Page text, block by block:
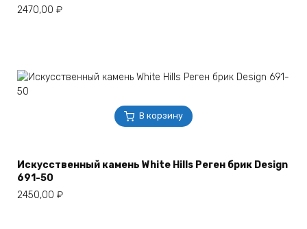
2470,00 ₽
В корзину
Искусственный камень White Hills Реген брик Design
691-50
2450,00 ₽